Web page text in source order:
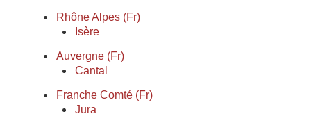
Rhône Alpes (Fr)
Isère
Auvergne (Fr)
Cantal
Franche Comté (Fr)
Jura